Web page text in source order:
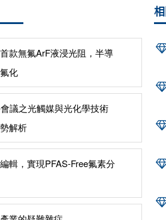
款無氟ArF液浸光阻，半導
化
議之光觸媒與光化學技術
解析
輯，實現PFAS-Free氟素分